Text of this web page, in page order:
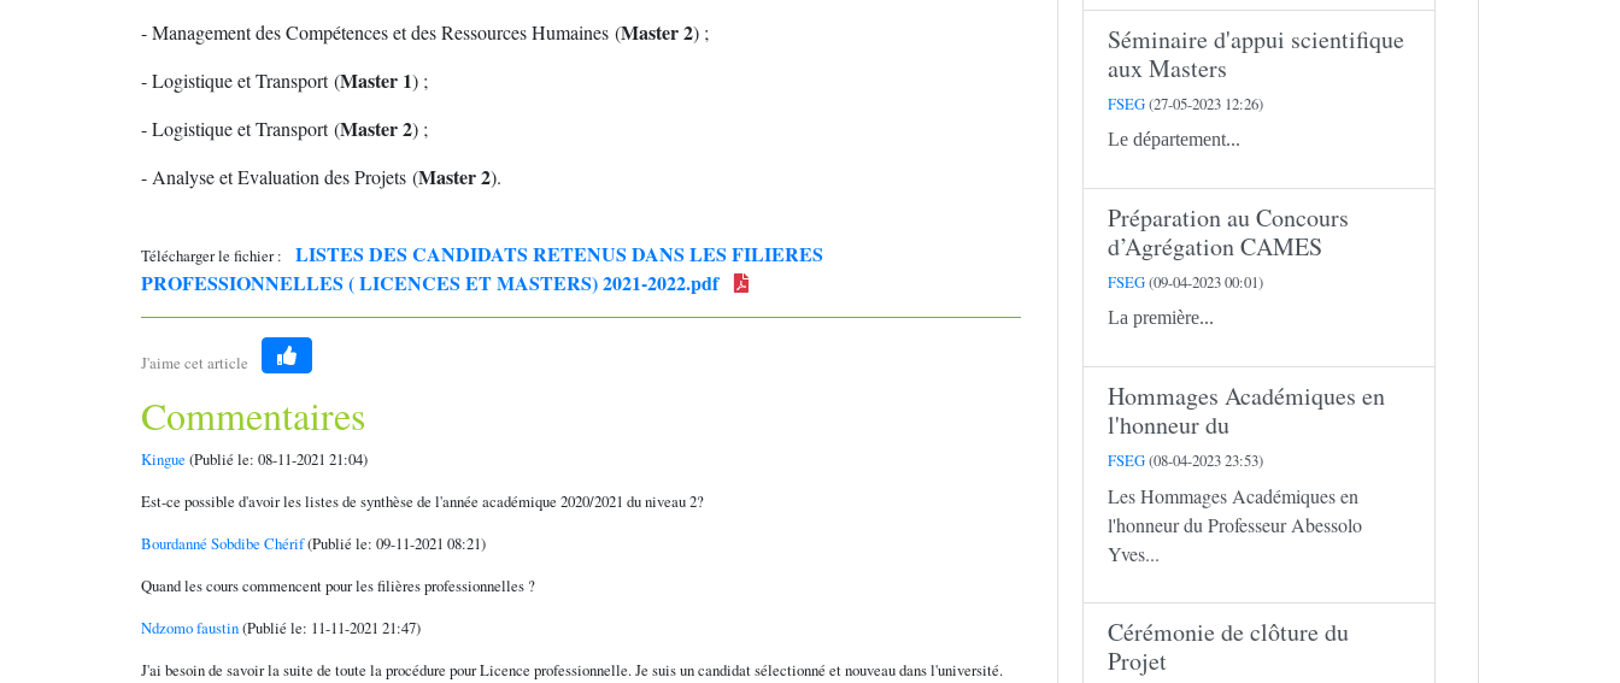
- Management des Compétences et des Ressources Humaines (Master 2) ;
- Logistique et Transport (Master 1) ;
- Logistique et Transport (Master 2) ;
- Analyse et Evaluation des Projets (Master 2).
Télécharger le fichier :
LISTES DES CANDIDATS RETENUS DANS LES FILIERES
PROFESSIONNELLES ( LICENCES ET MASTERS) 2021-2022.pdf
J'aime cet article
Like
Commentaires
Kingue (Publié le: 08-11-2021 21:04)
Est-ce possible d'avoir les listes de synthèse de l'année académique 2020/2021 du niveau 2?
Bourdanné Sobdibe Chérif(Publié le: 09-11-2021 08:21)
Quand les cours commencent pour les filières professionnelles ?
Ndzomo faustin(Publié le: 11-11-2021 21:47)
J'ai besoin de savoir la suite de toute la procédure pour Licence professionnelle. Je suis un candidat sélectionné et nouveau dans l'université.
Séminaire d'appui scientifique
aux Masters
FSEG(27-05-2023 12:26)
Le département...
Préparation au Concours
d’Agrégation CAMES
FSEG(09-04-2023 00:01)
La première...
Hommages Académiques en
l'honneur du
FSEG(08-04-2023 23:53)
Les Hommages Académiques en
l'honneur du Professeur Abessolo
Yves...
Cérémonie de clôture du
Projet